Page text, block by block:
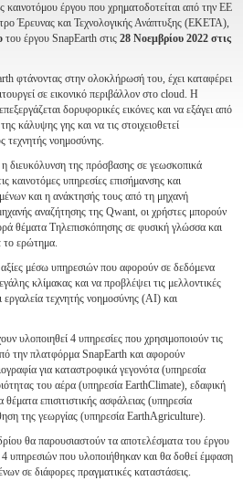
καινοτόμου έργου που χρηματοδοτείται από την ΕΕ
Έρευνας και Τεχνολογικής Ανάπτυξης (ΕΚΕΤΑ),
του έργου SnapEarth στις 28 Νοεμβρίου 2022 στις
φτάνοντας στην ολοκλήρωσή του, έχει καταφέρει
σε εικονικό περιβάλλον στο cloud. Η
δορυφορικές εικόνες και να εξάγει από
κάλυψης γης και να τις στοιχειοθετεί
τεχνητής νοημοσύνης.
διευκόλυνση της πρόσβασης σε γεωσκοπικά
καινοτόμες υπηρεσίες επισήμανσης και
και η ανάκτησής τους από τη μηχανή
αναζήτησης της Qwant, οι χρήστες μπορούν
θέματα Τηλεπισκόπησης σε φυσική γλώσσα και
το ερώτημα.
αξίες μέσω υπηρεσιών που αφορούν σε δεδόμενα
κλίμακας και να προβλέψει τις μελλοντικές
εργαλεία τεχνητής νοημοσύνης (AI) και
υλοποιηθεί 4 υπηρεσίες που χρησιμοποιούν τις
την πλατφόρμα SnapEarth και αφορούν
για καταστροφικά γεγονότα (υπηρεσία
του αέρα (υπηρεσία EarthClimate), εδαφική
θέματα επισιτιστικής ασφάλειας (υπηρεσία
της γεωργίας (υπηρεσία EarthAgriculture).
θα παρουσιαστούν τα αποτελέσματα του έργου
4 υπηρεσιών που υλοποιήθηκαν και θα δοθεί έμφαση
σε διάφορες πραγματικές καταστάσεις.